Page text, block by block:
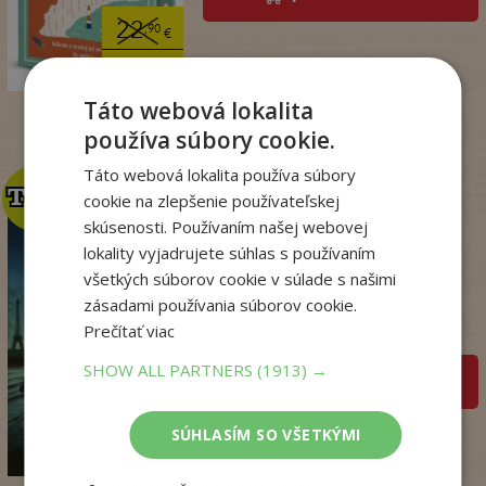
22,90€
18
14,90
3 €
TOP
TOP
Kým Paríž spal
Druart Ruth
pridať do košíka
Táto webová lokalita
používa súbory cookie.
Táto webová lokalita používa súbory
cookie na zlepšenie používateľskej
skúsenosti. Používaním našej webovej
lokality vyjadrujete súhlas s používaním
všetkých súborov cookie v súlade s našimi
zásadami používania súborov cookie.
Prečítať viac
SHOW ALL PARTNERS(1913) →
SÚHLASÍM SO VŠETKÝMI